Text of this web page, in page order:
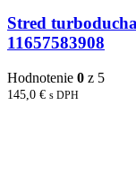
Stred
11657583908
Hodnotenie 0 z 5
145,0 € s DPH